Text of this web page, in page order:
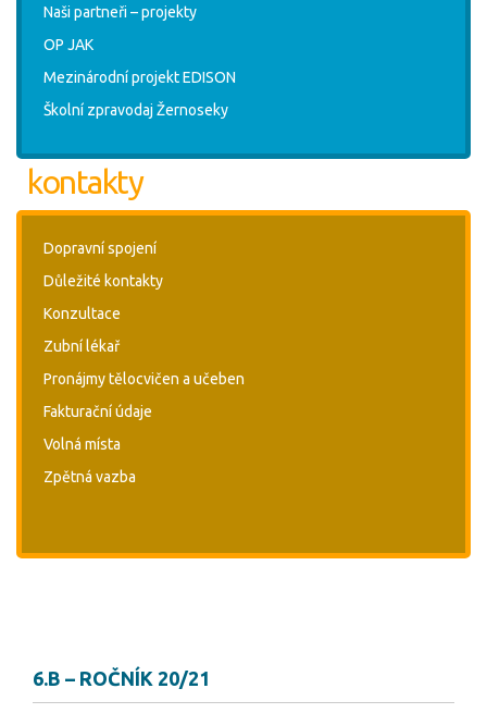
Naši partneři – projekty
OP JAK
Mezinárodní projekt EDISON
Školní zpravodaj Žernoseky
kontakty
Dopravní spojení
Důležité kontakty
Konzultace
Zubní lékař
Pronájmy tělocvičen a učeben
Fakturační údaje
Volná místa
Zpětná vazba
6.B – ROČNÍK 20/21